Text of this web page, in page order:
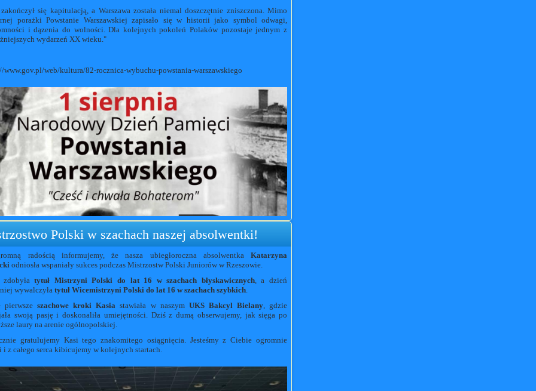
się kapitulacją, a Warszawa została niemal doszczętnie zniszczona. Mimo
porażki Powstanie Warszawskiej zapisało się w historii jako symbol odwagi,
i dązenia do wolności. Dla kolejnych pokoleń Polaków pozostaje jednym z
wydarzeń XX wieku."
www.gov.pl/web/kultura/82-rocznica-wybuchu-powstania-warszawskiego
Polski w szachach naszej absolwentki!
radością informujemy, że nasza ubiegłoroczna absolwentka Katarzyna
odniosła wspaniały sukces podczas Mistrzostw Polski Juniorów w Rzeszowie.
zdobyłatytuł Mistrzyni Polski do lat 16 w szachach błyskawicznych, a dzień
wywalczyła tytuł Wicemistrzyni Polski do lat 16 w szachach szybkich
pierwszeszachowe kroki Kasia stawiała w naszym UKS Bakcyl Bielany, gdzie
swoją pasję i doskonaliła umiejętności. Dziś z dumą obserwujemy, jak sięga po
laury na arenie ogólnopolskiej.
gratulujemy Kasi tego znakomitego osiągnięcia. Jesteśmy z Ciebie ogromnie
i z całego serca kibicujemy w kolejnych startach.